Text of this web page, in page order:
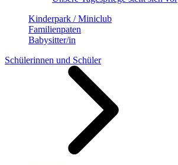
Kinderpark / Miniclub
Familienpaten
Babysitter/in
Schülerinnen und Schüler